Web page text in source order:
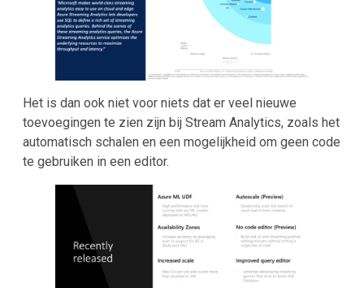
Het is dan ook niet voor niets dat er veel nieuwe
toevoegingen te zien zijn bij Stream Analytics, zoals het
automatisch schalen en een mogelijkheid om geen code
te gebruiken in een editor.